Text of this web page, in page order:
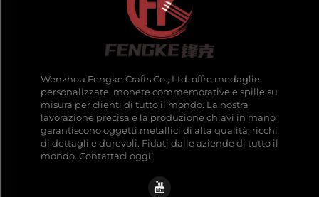
Wenzhou Fengke Crafts Co., Ltd. offre medaglie
personalizzate, monete commemorative e spille su
misura per clienti di tutto il mondo. La nostra
lavorazione precisa e la produzione chiavi in mano
garantiscono oggetti metallici di alta qualità, ricchi
di dettagli e durevoli. Fidati dalle aziende di tutto il
mondo. Contattaci oggi!